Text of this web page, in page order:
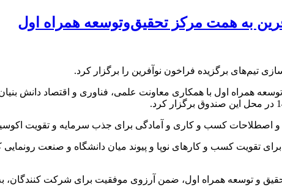
به همت مرکز تحقیق‌وتوسعه همراه اول
تیم‌های برگزیده فراخون نوآفرین را برگزار کرد.
همراه اول با همکاری معاونت علمی، فناوری و اقتصاد دانش
و اصطلاحات کسب و کاری و آمادگی برای جذب سرمایه و تقویت
تقویت کسب و کارهای نوپا و پیوند میان دانشگاه و صنعت
و توسعه همراه اول، ضمن آرزوی موفقیت برای شرکت کنندگان، به